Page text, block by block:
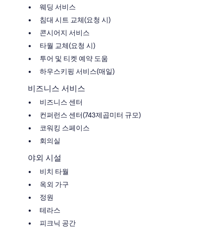
웨딩 서비스
침대 시트 교체(요청 시)
콘시어지 서비스
타월 교체(요청 시)
투어 및 티켓 예약 도움
하우스키핑 서비스(매일)
비즈니스 서비스
비즈니스 센터
컨퍼런스 센터(743제곱미터 규모)
코워킹 스페이스
회의실
야외 시설
비치 타월
옥외 가구
정원
테라스
피크닉 공간